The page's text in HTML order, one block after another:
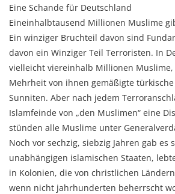
Eine Schande für Deutschland
Eineinhalbtausend Millionen Muslime
Ein winziger Bruchteil davon sind
davon ein Winziger Teil Terroristen. In
vielleicht viereinhalb Millionen
Mehrheit von ihnen gemäßigte
Sunniten. Aber nach jedem
Islamfeinde von „den Muslimen“ eine
stünden alle Muslime unter
Noch vor sechzig, siebzig Jahren gab es
unabhängigen islamischen Staaten,
in Kolonien, die von christlichen
wenn nicht jahrhunderten beherrscht